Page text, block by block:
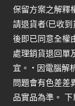
保留方案之解釋
請退貨者(已收到
後即已同意全權
處理銷貨退回單
宜。 • 因電腦解
問題會有色差差
品實品為準。